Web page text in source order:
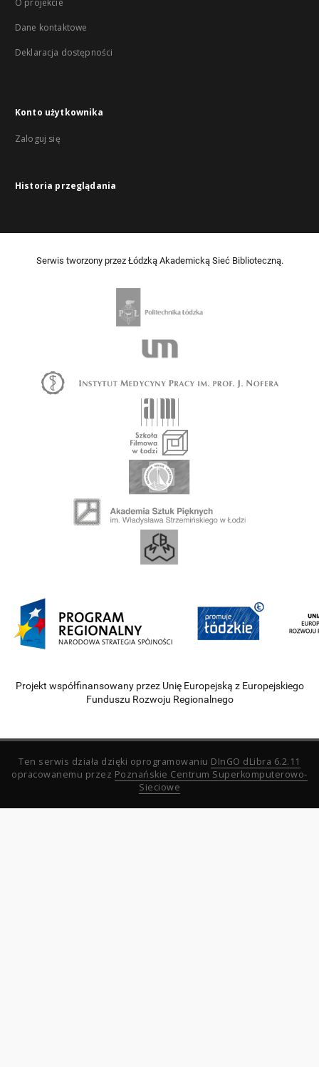
O projekcie
Dane kontaktowe
Deklaracja dostępności
Konto użytkownika
Zaloguj się
Historia przeglądania
Serwis tworzony przez Łódzką Akademicką Sieć Biblioteczną.
Projekt współfinansowany przez Unię Europejską z Europejskiego
Funduszu Rozwoju Regionalnego
Ten serwis działa dzięki oprogramowaniu DInGO dLibra 6.2.11
opracowanemu przez Poznańskie Centrum Superkomputerowo-
Sieciowe